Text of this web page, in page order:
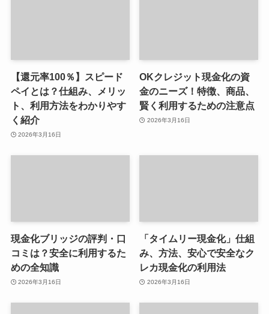
【還元率100％】スピード
ペイとは？仕組み、メリッ
ト、利用方法をわかりやす
く紹介
2026年3月16日
OKクレジット現金化の資
金のニーズ！特徴、商品、
賢く利用するための注意点
2026年3月16日
現金化ブリッジの評判・口
コミは？安全に利用するた
めの全知識
2026年3月16日
「タイムリー現金化」仕組
み、方法、安心で安全なク
レカ現金化の利用法
2026年3月16日